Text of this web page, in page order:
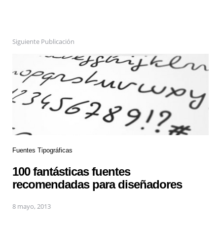
Siguiente Publicación
Fuentes Tipográficas
100 fantásticas fuentes
recomendadas para diseñadores
8 mayo, 2013